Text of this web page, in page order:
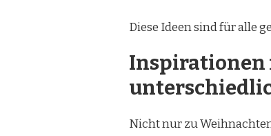
Diese Ideen sind für alle
Inspirationen
Nicht nur zu